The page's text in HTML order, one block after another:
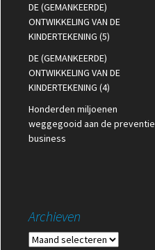
DE (GEMANKEERDE)
ONTWIKKELING VAN DE
KINDERTEKENING (5)
DE (GEMANKEERDE)
ONTWIKKELING VAN DE
KINDERTEKENING (4)
Honderden miljoenen
weggegooid aan de preventie
business
Archieven
Archieven